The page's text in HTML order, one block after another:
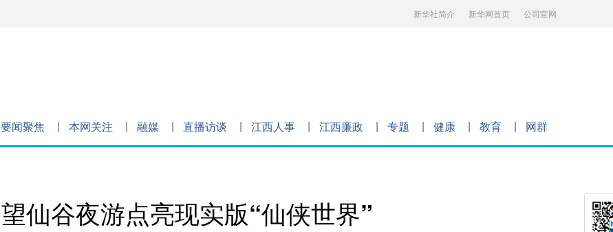
新华社简介 新华网首页 公司官网
要闻聚焦 本网关注 融媒 直播访谈 江西人事 江西廉政 专题 健康 教育 网群
望仙谷夜游点亮现实版“仙侠世界”